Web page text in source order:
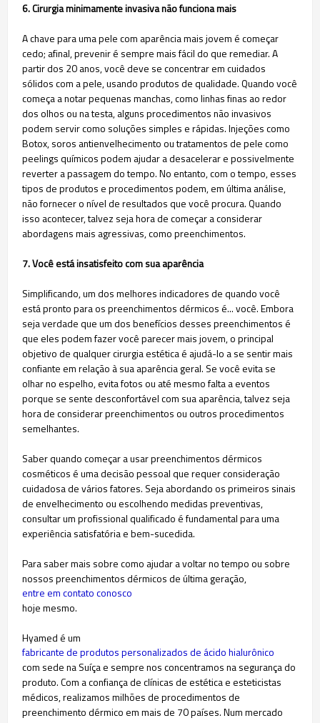
6. Cirurgia minimamente invasiva não funciona mais
A chave para uma pele com aparência mais jovem é começar
cedo; afinal, prevenir é sempre mais fácil do que remediar. A
partir dos 20 anos, você deve se concentrar em cuidados
sólidos com a pele, usando produtos de qualidade. Quando você
começa a notar pequenas manchas, como linhas finas ao redor
dos olhos ou na testa, alguns procedimentos não invasivos
podem servir como soluções simples e rápidas. Injeções como
Botox, soros antienvelhecimento ou tratamentos de pele como
peelings químicos podem ajudar a desacelerar e possivelmente
reverter a passagem do tempo. No entanto, com o tempo, esses
tipos de produtos e procedimentos podem, em última análise,
não fornecer o nível de resultados que você procura. Quando
isso acontecer, talvez seja hora de começar a considerar
abordagens mais agressivas, como preenchimentos.​
7. Você está insatisfeito com sua aparência
Simplificando, um dos melhores indicadores de quando você
está pronto para os preenchimentos dérmicos é... você. Embora
seja verdade que um dos benefícios desses preenchimentos é
que eles podem fazer você parecer mais jovem, o principal
objetivo de qualquer cirurgia estética é ajudá-lo a se sentir mais
confiante em relação à sua aparência geral. Se você evita se
olhar no espelho, evita fotos ou até mesmo falta a eventos
porque se sente desconfortável com sua aparência, talvez seja
hora de considerar preenchimentos ou outros procedimentos
semelhantes.​
Saber quando começar a usar preenchimentos dérmicos
cosméticos é uma decisão pessoal que requer consideração
cuidadosa de vários fatores. Seja abordando os primeiros sinais
de envelhecimento ou escolhendo medidas preventivas,
consultar um profissional qualificado é fundamental para uma
experiência satisfatória e bem-sucedida.
Para saber mais sobre como ajudar a voltar no tempo ou sobre
nossos preenchimentos dérmicos de última geração,
entre em contato conosco
hoje mesmo.
Hyamed é um
fabricante de produtos personalizados de ácido hialurônico
com sede na Suíça e sempre nos concentramos na segurança do
produto. Com a confiança de clínicas de estética e esteticistas
médicos, realizamos milhões de procedimentos de
preenchimento dérmico em mais de 70 países. Num mercado